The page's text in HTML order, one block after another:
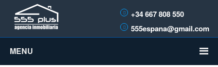
MENU
+34 667 808 550
555espana@gmail.com